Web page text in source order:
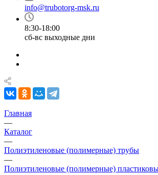
info@trubotorg-msk.ru
8:30-18:00
сб-вс выходные дни
Главная
—
Каталог
—
Полиэтиленовые (полимерные) трубы
—
Полиэтиленовые (полимерные)